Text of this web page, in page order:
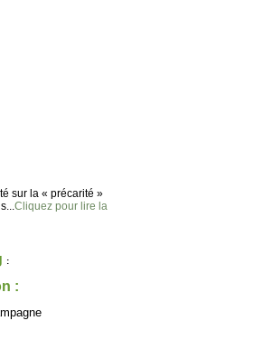
la « précarité »
Cliquez pour lire la
:
: